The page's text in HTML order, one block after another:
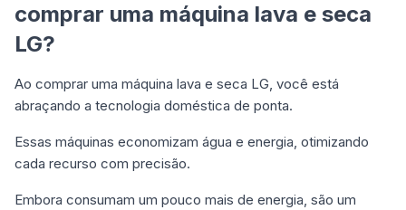
comprar uma máquina lava e seca
LG?
Ao comprar uma máquina lava e seca LG, você está
abraçando a tecnologia doméstica de ponta.
Essas máquinas economizam água e energia, otimizando
cada recurso com precisão.
Embora consumam um pouco mais de energia, são um